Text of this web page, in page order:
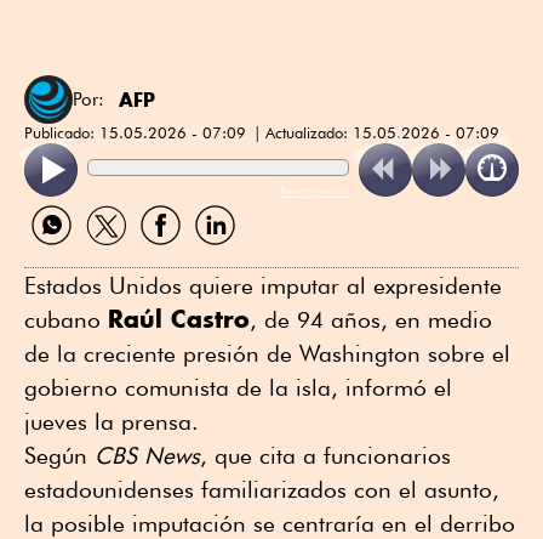
Por: AFP
Publicado: 15.05.2026 - 07:09 Actualizado: 15.05.2026 - 07:09
ReadSpeaker
Compartir
por
Compartir
por
Compartir
por
Compartir
por
Estados Unidos quiere imputar al expresidente
cubano Raúl Castro, de 94 años, en medio
de la creciente presión de Washington sobre el
gobierno comunista de la isla, informó el
jueves la prensa.
Según CBS News, que cita a funcionarios
estadounidenses familiarizados con el asunto,
la posible imputación se centraría en el derribo